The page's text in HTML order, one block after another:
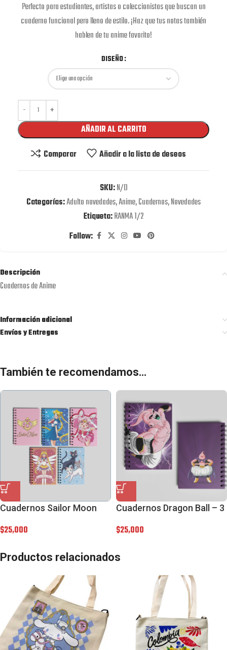
Perfecto para estudiantes, artistas o coleccionistas que buscan un
cuaderno funcional pero lleno de estilo. ¡Haz que tus notas también
hablen de tu anime favorito!
DISEÑO
AÑADIR AL CARRITO
Comparar
Añadir a la lista de deseos
SKU:N/D
Categorías:Adulto novedades,Anime,Cuadernos,Novedades
Etiqueta:RANMA 1/2
Follow:
Descripción
Cuadernos de Anime
Información adicional
Envíos y Entregas
También te recomendamos…
Cuadernos Sailor Moon
$25,000
Cuadernos Dragon Ball – 3
$25,000
Productos relacionados